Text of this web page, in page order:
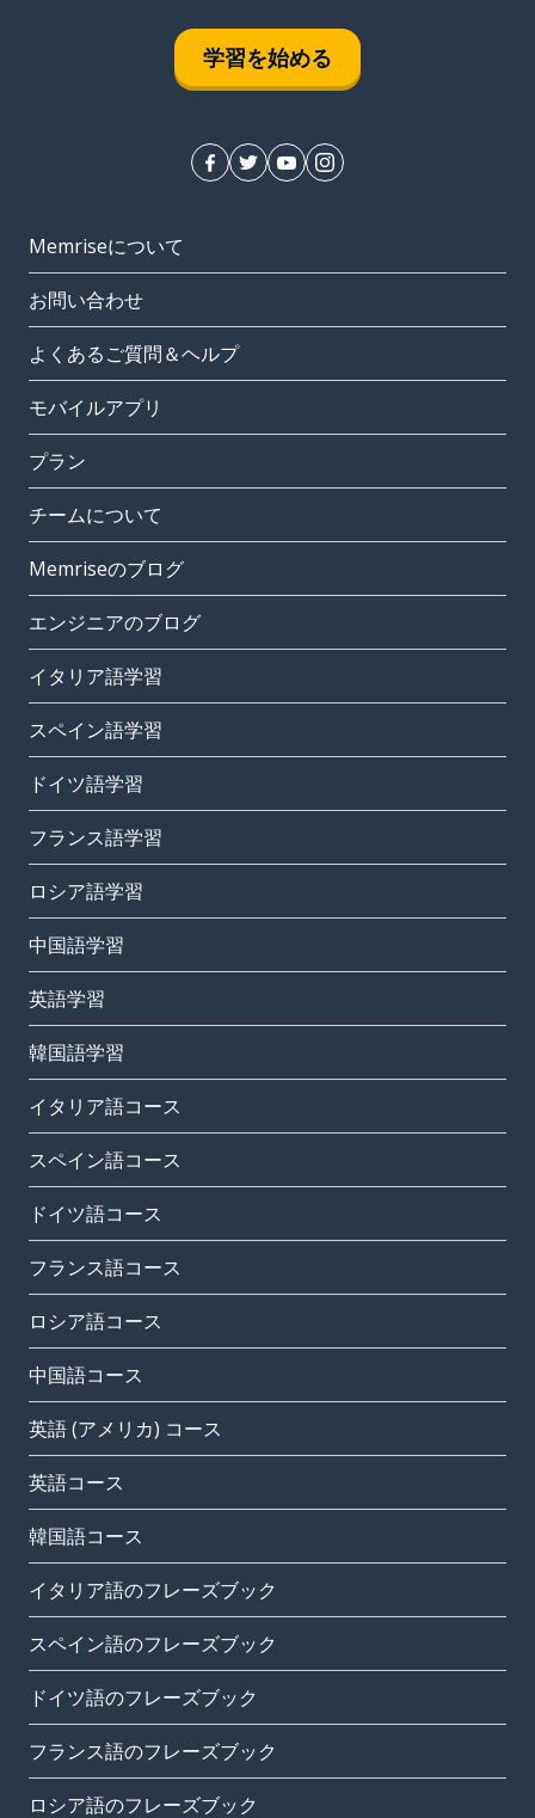
学習を始める
Memriseについて
お問い合わせ
よくあるご質問＆ヘルプ
モバイルアプリ
プラン
チームについて
Memriseのブログ
エンジニアのブログ
イタリア語学習
スペイン語学習
ドイツ語学習
フランス語学習
ロシア語学習
中国語学習
英語学習
韓国語学習
イタリア語コース
スペイン語コース
ドイツ語コース
フランス語コース
ロシア語コース
中国語コース
英語 (アメリカ) コース
英語コース
韓国語コース
イタリア語のフレーズブック
スペイン語のフレーズブック
ドイツ語のフレーズブック
フランス語のフレーズブック
ロシア語のフレーズブック